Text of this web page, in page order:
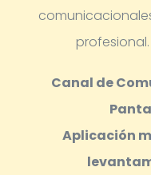
profesional.
Canal de
Aplicación